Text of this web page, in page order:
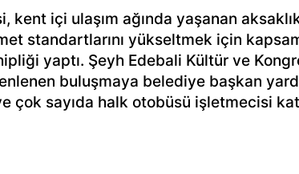
kent içi ulaşım ağında yaşanan
standartlarını yükseltmek için
yaptı. Şeyh Edebali Kültür ve
buluşmaya belediye başkan
çok sayıda halk otobüsü işletmecisi